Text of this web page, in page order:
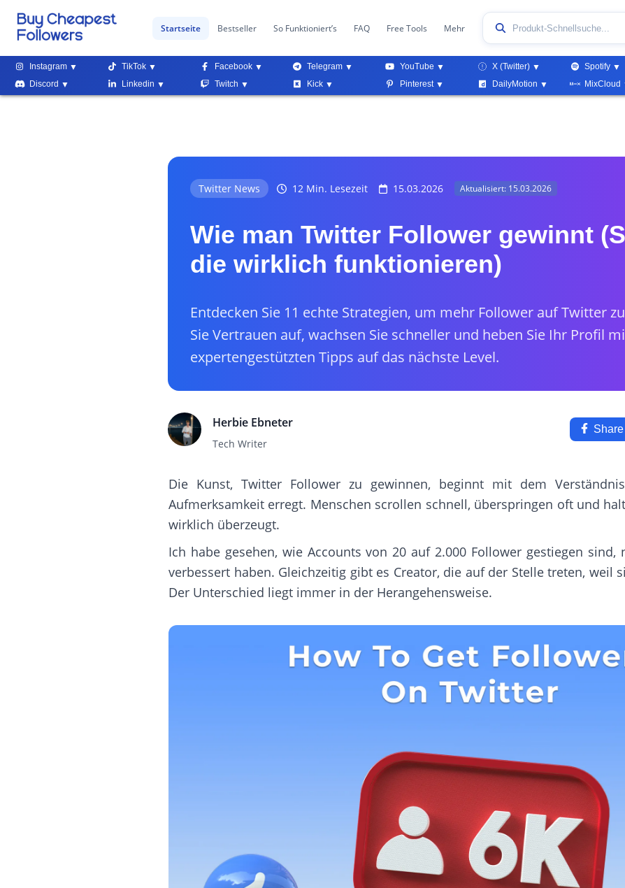
Startseite Bestseller So Funktioniert’s FAQ Free Tools Mehr
Instagram TikTok Facebook Telegram YouTube X (Twitter) Spotify
Discord
Linkedin Twitch Kick Pinterest DailyMotion MixCloud
Twitter News 12 Min. Lesezeit 15.03.2026 Aktualisiert: 15.03.2026
Wie man Twitter Follower gewinnt
die wirklich funktionieren)
Entdecken Sie 11 echte Strategien, um mehr Follower auf Twitter
Sie Vertrauen auf, wachsen Sie schneller und heben Sie Ihr Profil
expertengestützten Tipps auf das nächste Level.
Herbie Ebneter
Tech Writer
Share
Die Kunst, Twitter Follower zu gewinnen, beginnt mit dem
Aufmerksamkeit erregt. Menschen scrollen schnell, überspringen oft und
wirklich überzeugt.
Ich habe gesehen, wie Accounts von 20 auf 2.000 Follower gestiegen
verbessert haben. Gleichzeitig gibt es Creator, die auf der Stelle treten, weil
Der Unterschied liegt immer in der Herangehensweise.